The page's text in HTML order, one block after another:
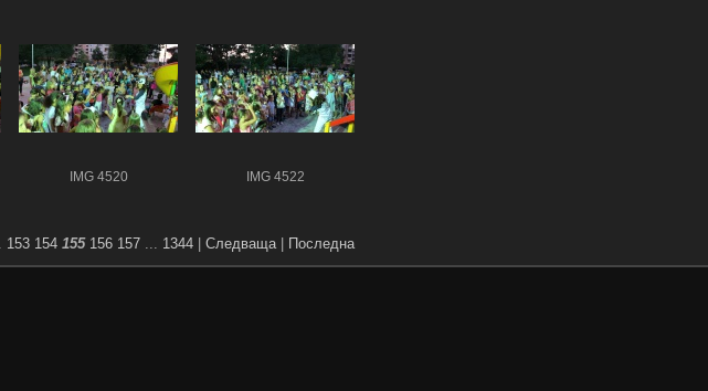
IMG 4520 IMG 4522
153 154 155 156 157 1344 Следваща Последна